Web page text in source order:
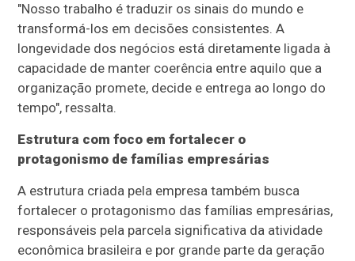
"Nosso trabalho é traduzir os sinais do mundo e
transformá-los em decisões consistentes. A
longevidade dos negócios está diretamente ligada à
capacidade de manter coerência entre aquilo que a
organização promete, decide e entrega ao longo do
tempo", ressalta.
Estrutura com foco em fortalecer o
protagonismo de famílias empresárias
A estrutura criada pela empresa também busca
fortalecer o protagonismo das famílias empresárias,
responsáveis pela parcela significativa da atividade
econômica brasileira e por grande parte da geração